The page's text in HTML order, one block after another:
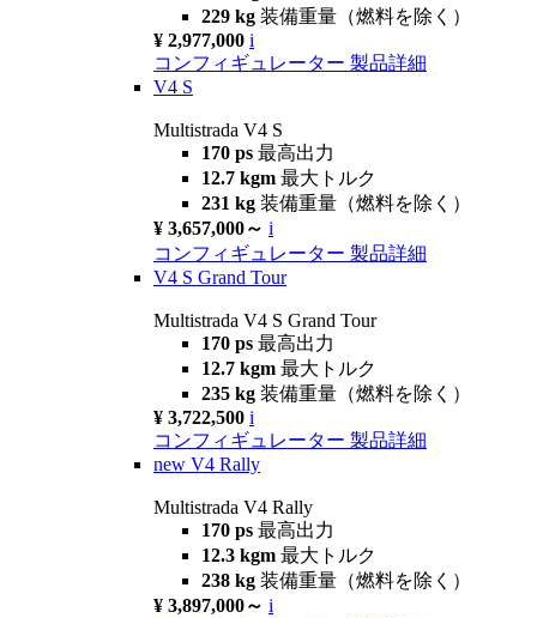
229 kg 装備重量（燃料を除く）
¥ 2,977,000 i
コンフィギュレーター 製品詳細
V4 S
Multistrada V4 S
170 ps 最高出力
12.7 kgm 最大トルク
231 kg 装備重量（燃料を除く）
¥ 3,657,000～ i
コンフィギュレーター 製品詳細
V4 S Grand Tour
Multistrada V4 S Grand Tour
170 ps 最高出力
12.7 kgm 最大トルク
235 kg 装備重量（燃料を除く）
¥ 3,722,500 i
コンフィギュレーター 製品詳細
new V4 Rally
Multistrada V4 Rally
170 ps 最高出力
12.3 kgm 最大トルク
238 kg 装備重量（燃料を除く）
¥ 3,897,000～ i